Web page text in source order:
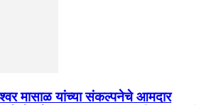
मासाळ यांच्या संकल्पनेचे आमदार